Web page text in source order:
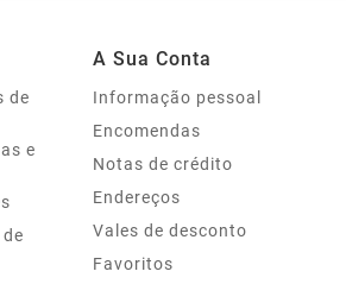
de
e
A Sua Conta
Informação pessoal
Encomendas
Notas de crédito
Endereços
Vales de desconto
Favoritos